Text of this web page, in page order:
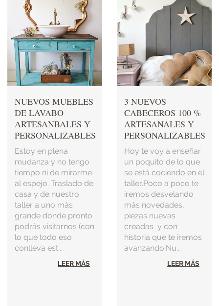
NUEVOS MUEBLES
DE LAVABO
ARTESANBALES Y
PERSONALIZABLES
Estoy en plena
mudanza y no tengo
tiempo ni de mirarme
al espejo. Traslado de
casa y de nuestro
taller a uno más
grande donde pronto
podrás visitarnos (con
lo que todo eso
conlleva est...
LEER MÁS
3 NUEVOS
CABECEROS 100 %
ARTESANALES Y
PERSONALIZABLES
Hoy te voy a enseñar
un poquito de lo que
se está cociendo en el
taller.Poco a poco te
iremos desvelando
más novedades,
piezas nuevas
creadas y con
historia que te iremos
avanzando.Nu...
LEER MÁS